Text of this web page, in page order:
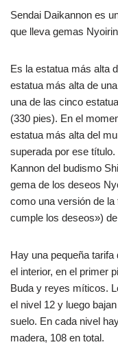
Sendai Daikannon es
que lleva gemas
Es la estatua más alta
estatua más alta de
una de las cinco
(330 pies). En el
estatua más alta del
superada por ese
Kannon del budismo
gema de los deseos
como una versión de
cumple los deseos»)
Hay una pequeña
el interior, en el primer
Buda y reyes míticos.
el nivel 12 y luego
suelo. En cada nivel
madera, 108 en total.